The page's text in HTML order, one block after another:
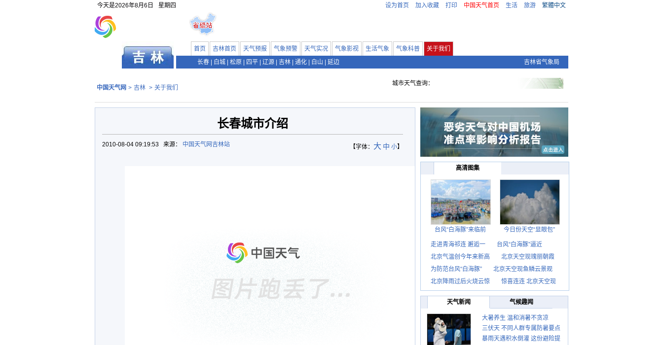
今天是2026年8月6日 星期四 设为首页 加入收藏 打印 中国天气首页 生活 旅游 繁體中文
首页 吉林首页 天气预报 气象预警 天气实况 气象影视 生活气象 气象科普
关于我们
长春
白城 松原 四平 辽源 吉林 通化 白山 延边 吉林省气象局
中国天气网 > 吉林 > 关于我们
城市天气查询：
长春城市介绍
【字体： 大 中 小】
2010-08-04 09:19:53 来源： 中国天气网吉林站
高清图集
台风“白海豚”来临前 今日份天空“显眼包”
走进青海祁连 邂逅一
台风“白海豚”逼近
北京气温创今年来新高
北京天空现瑰丽朝霞
为防范台风“白海豚”
北京天空现鱼鳞云景观
北京降雨过后火烧云惊
惊喜连连 北京天空现
天气新闻 气候趣闻
大暑养生 温和消暑不贪凉
三伏天 不同人群专属防暑要点
请收好
暴雨天遇积水倒灌 这份避险提